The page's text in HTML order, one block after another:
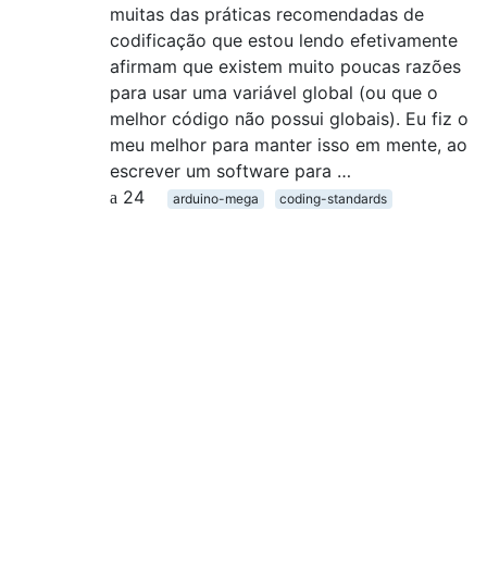
muitas das práticas recomendadas de
codificação que estou lendo efetivamente
afirmam que existem muito poucas razões
para usar uma variável global (ou que o
melhor código não possui globais). Eu fiz o
meu melhor para manter isso em mente, ao
escrever um software para …
24
arduino-mega coding-standards